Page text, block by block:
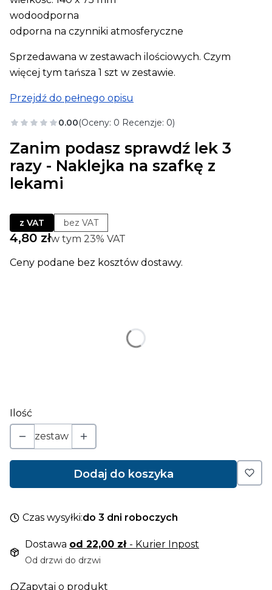
wodoodporna
odporna na czynniki atmosferyczne
Sprzedawana w zestawach ilościowych. Czym
więcej tym tańsza 1 szt w zestawie.
Przejdź do pełnego opisu
0.00(Oceny: 0 Recenzje: 0)
Zanim podasz sprawdź lek 3
razy - Naklejka na szafkę z
lekami
z VAT bez VAT
Cena
4,80 złw tym 23% VAT
w tym 23% VAT
Ceny podane bez kosztów dostawy.
Ilość
zestaw
Dodaj do koszyka
Czas wysyłki:do 3 dni roboczych
Dostawa od 22,00 zł - Kurier Inpost
Od drzwi do drzwi
Zapytaj o produkt